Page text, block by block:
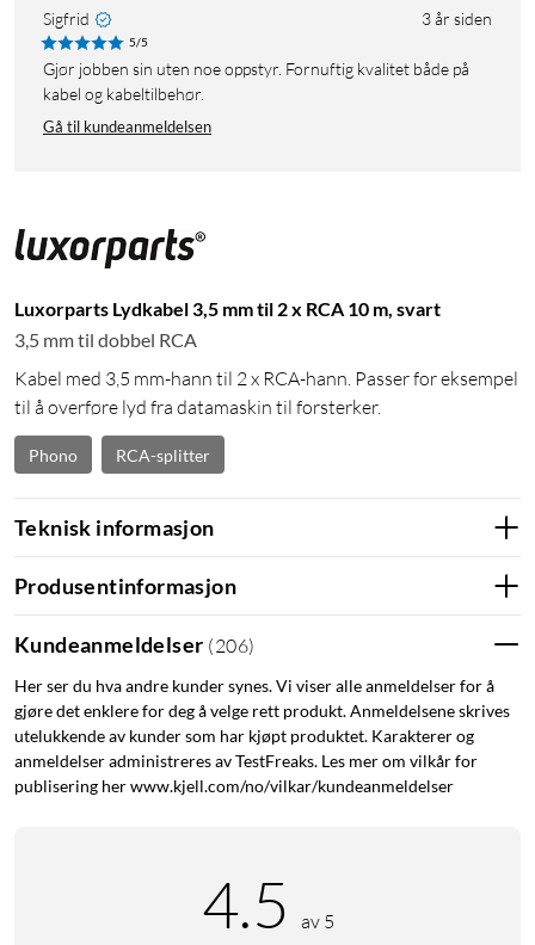
Sigfrid 3 år siden
5/5
Gjør jobben sin uten noe oppstyr. Fornuftig kvalitet både på
kabel og kabeltilbehør.
Gå til kundeanmeldelsen
Luxorparts Lydkabel 3,5 mm til 2 x RCA 10 m, svart
3,5 mm til dobbel RCA
Kabel med 3,5 mm-hann til 2 x RCA-hann. Passer for eksempel
til å overføre lyd fra datamaskin til forsterker.
Phono RCA-splitter
Teknisk informasjon
Produsentinformasjon
Kundeanmeldelser (206)
Her ser du hva andre kunder synes. Vi viser alle anmeldelser for å
gjøre det enklere for deg å velge rett produkt. Anmeldelsene skrives
utelukkende av kunder som har kjøpt produktet. Karakterer og
anmeldelser administreres av TestFreaks. Les mer om vilkår for
publisering her www.kjell.com/no/vilkar/kundeanmeldelser
4.5 av 5